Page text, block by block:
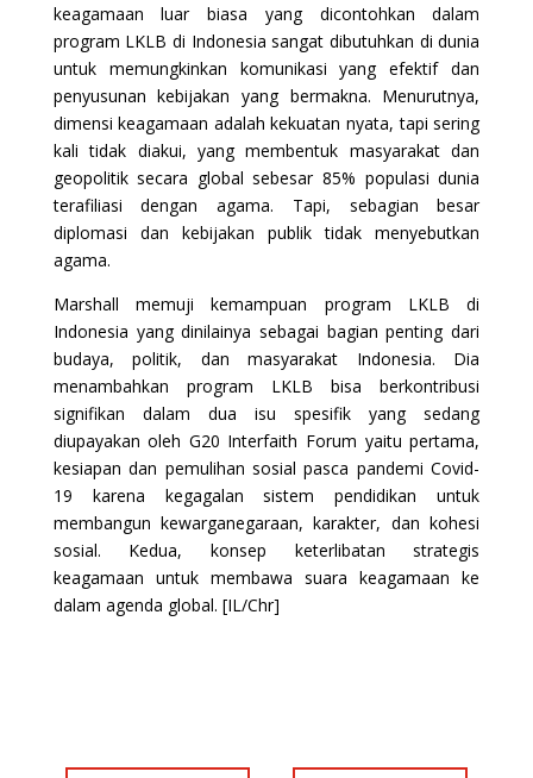
keagamaan luar biasa yang dicontohkan dalam
program LKLB di Indonesia sangat dibutuhkan di dunia
untuk memungkinkan komunikasi yang efektif dan
penyusunan kebijakan yang bermakna. Menurutnya,
dimensi keagamaan adalah kekuatan nyata, tapi sering
kali tidak diakui, yang membentuk masyarakat dan
geopolitik secara global sebesar 85% populasi dunia
terafiliasi dengan agama. Tapi, sebagian besar
diplomasi dan kebijakan publik tidak menyebutkan
agama.
Marshall memuji kemampuan program LKLB di
Indonesia yang dinilainya sebagai bagian penting dari
budaya, politik, dan masyarakat Indonesia. Dia
menambahkan program LKLB bisa berkontribusi
signifikan dalam dua isu spesifik yang sedang
diupayakan oleh G20 Interfaith Forum yaitu pertama,
kesiapan dan pemulihan sosial pasca pandemi Covid-
19 karena kegagalan sistem pendidikan untuk
membangun kewarganegaraan, karakter, dan kohesi
sosial. Kedua, konsep keterlibatan strategis
keagamaan untuk membawa suara keagamaan ke
dalam agenda global. [IL/Chr]